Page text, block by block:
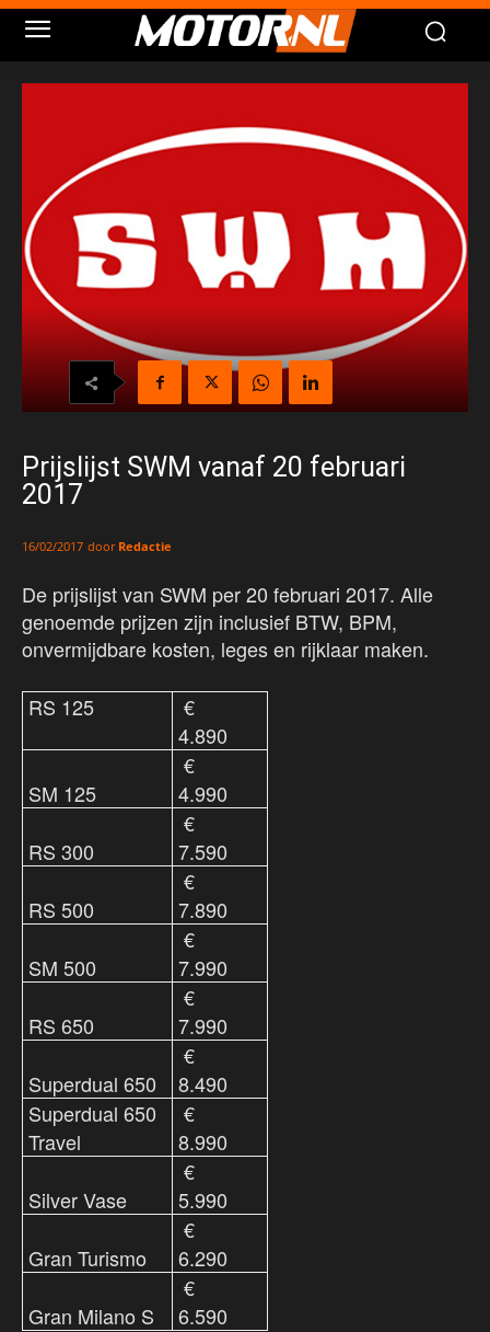
Prijslijst SWM vanaf 20 februari
2017
16/02/2017 door Redactie
De prijslijst van SWM per 20 februari 2017. Alle
genoemde prijzen zijn inclusief BTW, BPM,
onvermijdbare kosten, leges en rijklaar maken.
RS 125
€
4.890
SM 125
€
4.990
RS 300
€
7.590
RS 500
€
7.890
SM 500
€
7.990
RS 650
€
7.990
Superdual 650
€
8.490
Superdual 650
Travel
€
8.990
Silver Vase
€
5.990
Gran Turismo
€
6.290
Gran Milano S
€
6.590